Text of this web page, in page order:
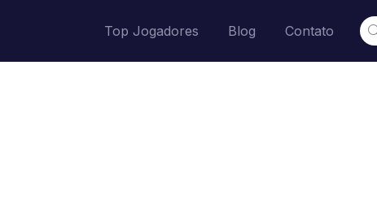
Top Jogadores Blog Contato